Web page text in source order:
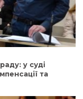
у суді
та